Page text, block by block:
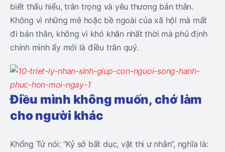
biết thấu hiểu, trân trọng và yêu thương bản thân.
Không vì những mê hoặc bề ngoài của xã hội mà mất
đi bản thân, không vì khó khăn nhất thời mà phủ định
chính mình ấy mới là điều trân quý.
Điều mình không muốn, chớ làm
cho người khác
Khổng Tử nói: “Kỷ sở bất dục, vật thi ư nhân”, nghĩa là: